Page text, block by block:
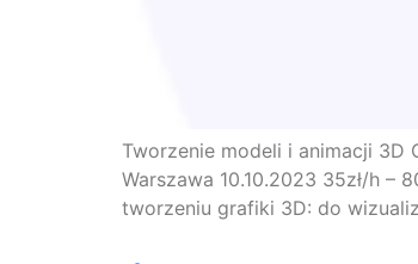
Tworzenie modeli i animacji 3D
Warszawa 10.10.2023 35zł/h –
tworzeniu grafiki 3D: do